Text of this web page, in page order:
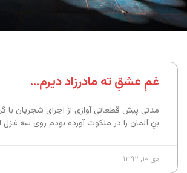
غمِ عشقِ ته مادرزاد دیرم…
مدتی پیش قطعاتی آوازی از اجرای شجریان با
بنِ آلمان را در ملکوت آورده‌ بودم روی سه
دی ۱۰, ۱۳۹۲